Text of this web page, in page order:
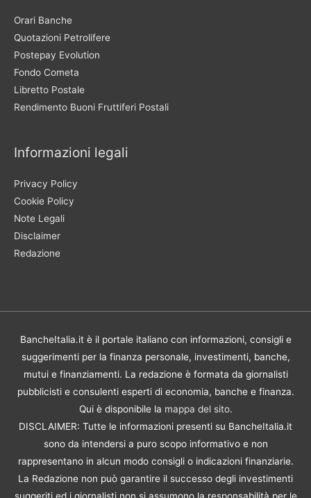
Orari Banche
Quotazioni Petrolifere
Postepay Evolution
Fondo Cometa
Libretto Postale
Rendimento Buoni Fruttiferi Postali
Informazioni legali
Privacy Policy
Cookie Policy
Note Legali
Disclaimer
Redazione
BancheItalia.it è il portale italiano con informazioni, consigli e
suggerimenti per la finanza personale, investimenti, banche,
mutui e finanziamenti. La redazione è formata da giornalisti
pubblicisti e consulenti esperti di economia, banche e finanza.
Qui è disponibile la mappa del sito.
DISCLAIMER: Tutte le informazioni presenti su BancheItalia.it
sono da intendersi a puro scopo informativo e non
rappresentano in alcun modo consigli o indicazioni finanziarie.
La Redazione non può garantire il successo degli investimenti
suggeriti ed i giornalisti non si assumono la responsabilità per le